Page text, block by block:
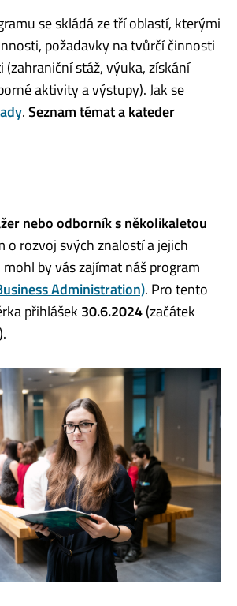
se skládá ze tří oblastí, kterými
požadavky na tvůrčí činnosti
stáž, výuka, získání
aktivity a výstupy). Jak se
.Seznam témat a kateder
nebo odborník s několikaletou
o rozvoj svých znalostí a jejich
by vás zajímat náš program
Administration). Pro tento
přihlášek 30.6.2024(začátek